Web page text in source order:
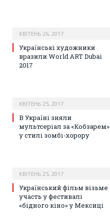
КВІТЕНЬ 26, 2017
Українські художники
вразили World ART Dubai
2017
КВІТЕНЬ 25, 2017
В Україні зняли
мультсеріал за «Кобзарем»
у стилі зомбі-хорору
КВІТЕНЬ 25, 2017
Український фільм візьме
участь у фестивалі
«бідного кіно» у Мексиці